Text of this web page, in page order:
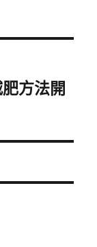
方法開